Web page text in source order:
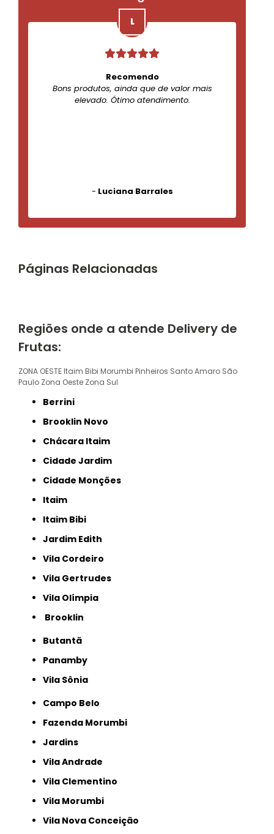
Recomendo
Bons produtos, ainda que de valor mais
elevado. Ótimo atendimento.
- Luciana Barrales
Páginas Relacionadas
Regiões onde a atende Delivery de
Frutas:
ZONA OESTE Itaim Bibi Morumbi Pinheiros Santo Amaro São
Paulo Zona Oeste Zona Sul
Berrini
Brooklin Novo
Chácara Itaim
Cidade Jardim
Cidade Monções
Itaim
Itaim Bibi
Jardim Edith
Vila Cordeiro
Vila Gertrudes
Vila Olímpia
Brooklin
Butantã
Panamby
Vila Sônia
Campo Belo
Fazenda Morumbi
Jardins
Vila Andrade
Vila Clementino
Vila Morumbi
Vila Nova Conceição